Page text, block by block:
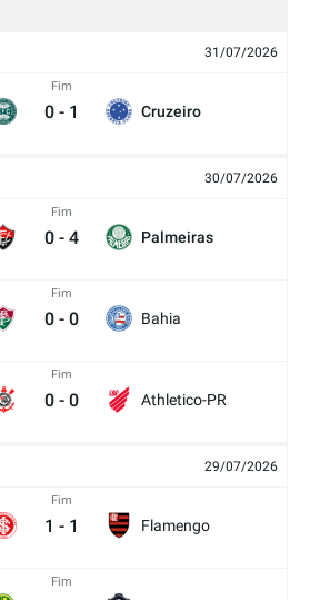
31/07/2026
Fim
0 - 1 Cruzeiro
30/07/2026
Fim
0 - 4 Palmeiras
Fim
0 - 0 Bahia
Fim
0 - 0 Athletico-PR
29/07/2026
Fim
1 - 1 Flamengo
Fim